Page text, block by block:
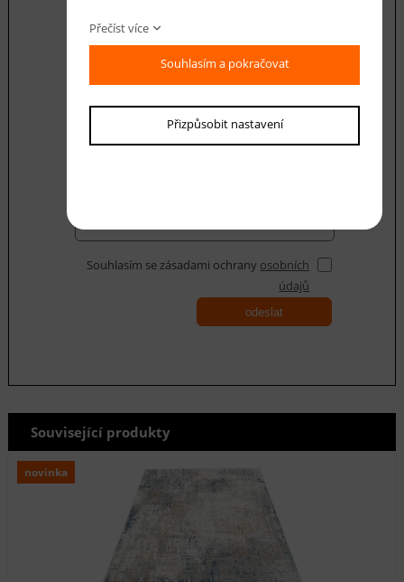
Souhlasím se zásadami ochrany osobních
údajů
odeslat
Související produkty
novinka
Přečíst více
Souhlasím a pokračovat
Přizpůsobit nastavení